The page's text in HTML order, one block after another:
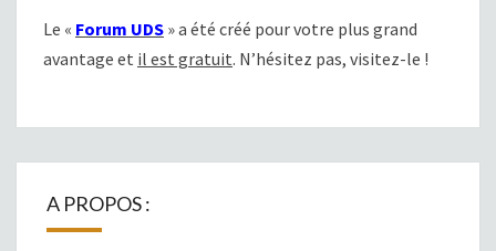
Le « Forum UDS » a été créé pour votre plus grand
avantage et il est gratuit. N’hésitez pas, visitez-le !
A PROPOS :